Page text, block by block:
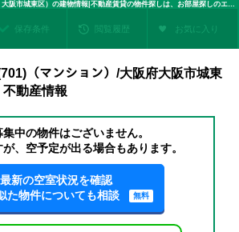
ｽﾜﾝｽﾞｼﾃｨ大阪城ｺｽﾀ(701)（大阪府 大阪市城東区）の建物情報|不動産賃貸の物件探しは、お部屋探しのエイブル
保存条件 閲覧履歴 お気に入り
（マンション）/大阪府大阪市城東
不動産情報
中の物件はございません。
、空予定が出る場合もあります。
最新の空室状況を確認
た物件についても相談
無料